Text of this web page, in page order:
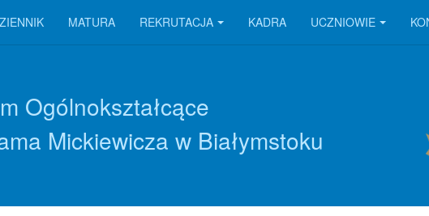
MATURA REKRUTACJA KADRA UCZNIOWIE
Ogólnokształcące
Mickiewicza w Białymstoku